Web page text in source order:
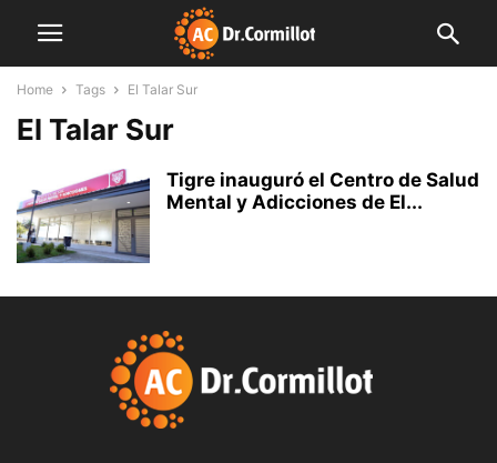
Home Tags El Talar Sur
El Talar Sur
Tigre inauguró el Centro de Salud
Mental y Adicciones de El...